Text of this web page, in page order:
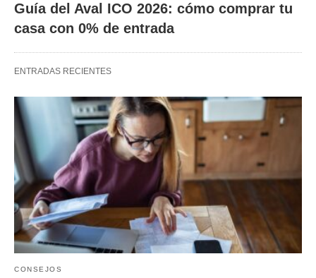
Guía del Aval ICO 2026: cómo comprar tu
casa con 0% de entrada
ENTRADAS RECIENTES
CONSEJOS